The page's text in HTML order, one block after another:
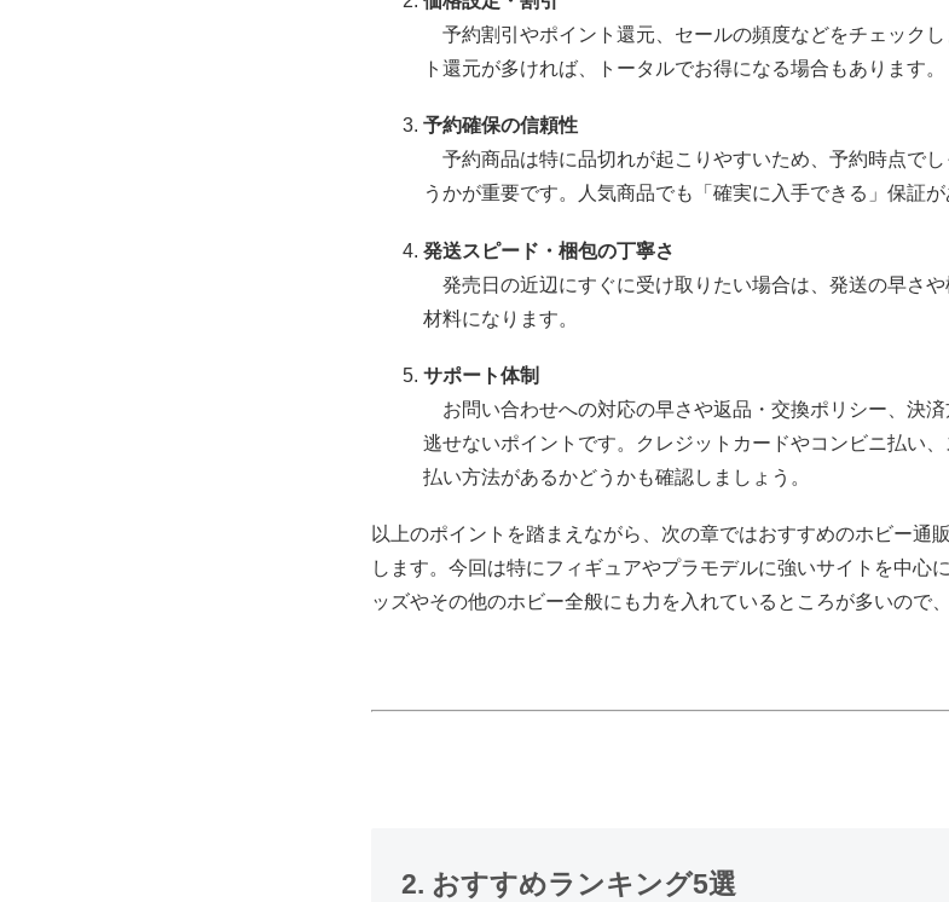
予約割引やポイント還元、セールの頻度などをチェック
ト還元が多ければ、トータルでお得になる場合もあります。
予約確保の信頼性
予約商品は特に品切れが起こりやすいため、予約時点で
うかが重要です。人気商品でも「確実に入手できる」保証
発送スピード・梱包の丁寧さ
発売日の近辺にすぐに受け取りたい場合は、発送の早さ
材料になります。
サポート体制
お問い合わせへの対応の早さや返品・交換ポリシー、決
逃せないポイントです。クレジットカードやコンビニ払い
払い方法があるかどうかも確認しましょう。
以上のポイントを踏まえながら、次の章ではおすすめのホビー通
します。今回は特にフィギュアやプラモデルに強いサイトを中心
ッズやその他のホビー全般にも力を入れているところが多いので
2. おすすめランキング5選